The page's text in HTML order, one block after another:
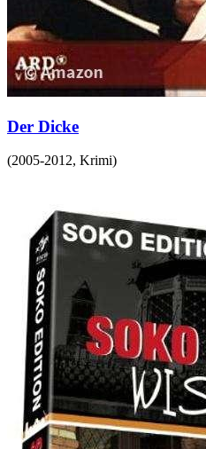
Der Dicke
(2005-2012, Krimi)